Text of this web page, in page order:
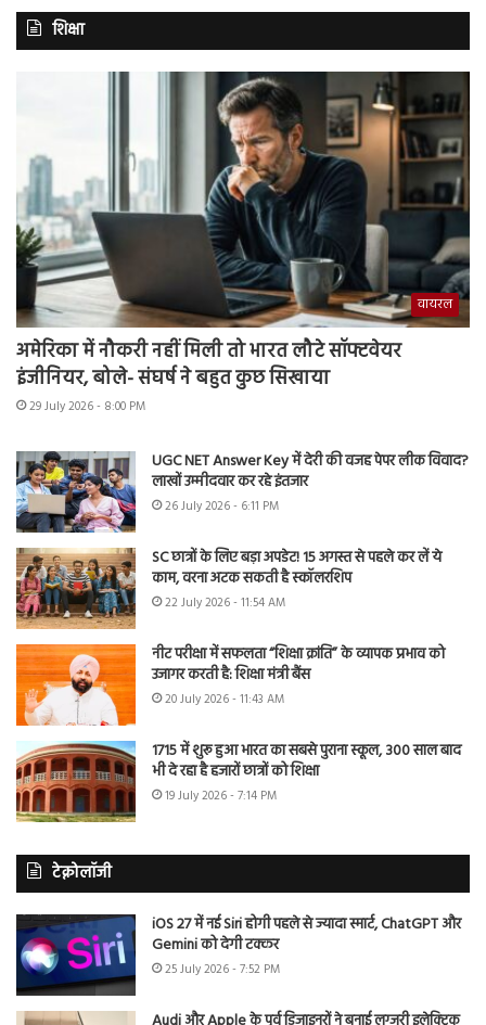
शिक्षा
वायरल
अमेरिका में नौकरी नहीं मिली तो भारत लौटे सॉफ्टवेयर
इंजीनियर, बोले- संघर्ष ने बहुत कुछ सिखाया
29 July 2026 - 8:00 PM
UGC NET Answer Key में देरी की वजह पेपर लीक विवाद?
लाखों उम्मीदवार कर रहे इंतजार
26 July 2026 - 6:11 PM
SC छात्रों के लिए बड़ा अपडेट! 15 अगस्त से पहले कर लें ये
काम, वरना अटक सकती है स्कॉलरशिप
22 July 2026 - 11:54 AM
नीट परीक्षा में सफलता “शिक्षा क्रांति” के व्यापक प्रभाव को
उजागर करती है: शिक्षा मंत्री बैंस
20 July 2026 - 11:43 AM
1715 में शुरू हुआ भारत का सबसे पुराना स्कूल, 300 साल बाद
भी दे रहा है हजारों छात्रों को शिक्षा
19 July 2026 - 7:14 PM
टेक्नोलॉजी
iOS 27 में नई Siri होगी पहले से ज्यादा स्मार्ट, ChatGPT और
Gemini को देगी टक्कर
25 July 2026 - 7:52 PM